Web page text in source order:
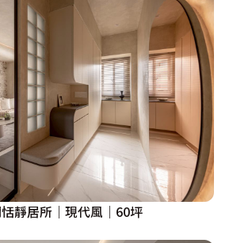
靜居所｜現代風｜60坪